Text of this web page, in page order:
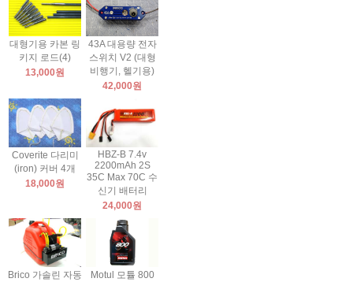
대형기용 카본 링
키지 로드(4)
13,000원
43A 대용량 전자
스위치 V2 (대형
비행기, 헬기용)
42,000원
Coverite 다리미
(iron) 커버 4개
18,000원
HBZ-B 7.4v
2200mAh 2S
35C Max 70C 수
신기 배터리
24,000원
Brico 가솔린 자동
Motul 모튤 800